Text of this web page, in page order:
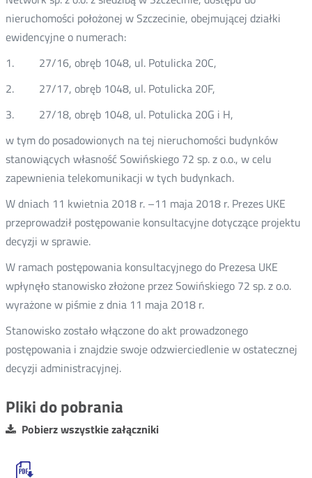
nieruchomości położonej w Szczecinie, obejmującej działki
ewidencyjne o numerach:
1. 27/16, obręb 1048, ul. Potulicka 20C,
2. 27/17, obręb 1048, ul. Potulicka 20F,
3. 27/18, obręb 1048, ul. Potulicka 20G i H,
w tym do posadowionych na tej nieruchomości budynków
stanowiących własność Sowińskiego 72 sp. z o.o., w celu
zapewnienia telekomunikacji w tych budynkach.
W dniach 11 kwietnia 2018 r. –11 maja 2018 r. Prezes UKE
przeprowadził postępowanie konsultacyjne dotyczące projektu
decyzji w sprawie.
W ramach postępowania konsultacyjnego do Prezesa UKE
wpłynęło stanowisko złożone przez Sowińskiego 72 sp. z o.o.
wyrażone w piśmie z dnia 11 maja 2018 r.
Stanowisko zostało włączone do akt prowadzonego
postępowania i znajdzie swoje odzwierciedlenie w ostatecznej
decyzji administracyjnej.
Pliki do pobrania
Pobierz wszystkie załączniki